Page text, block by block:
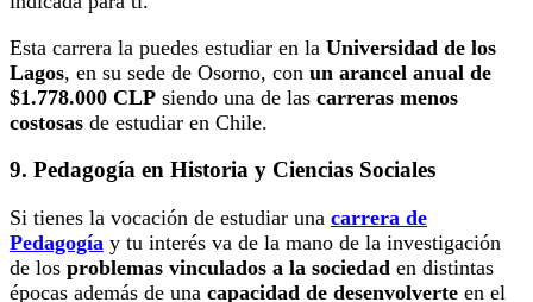
Esta carrera la puedes estudiar en la Universidad de los
Lagos, en su sede de Osorno, con un arancel anual de
$1.778.000 CLP siendo una de las carreras menos
costosas de estudiar en Chile.
9. Pedagogía en Historia y Ciencias Sociales
Si tienes la vocación de estudiar una carrera de
Pedagogía y tu interés va de la mano de la investigación
de los problemas vinculados a la sociedad en distintas
épocas además de una capacidad de desenvolverte en el